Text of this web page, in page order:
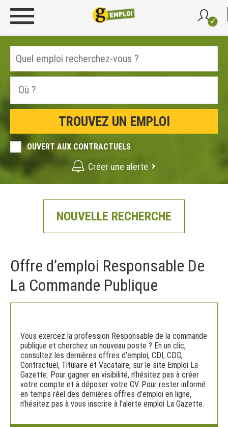
OUVERT AUX CONTRACTUELS
Créer une alerte
NOUVELLE RECHERCHE
Offre d’emploi Responsable De
La Commande Publique
Vous exercez la profession Responsable de la commande
publique et cherchez un nouveau poste ? En un clic,
consultez les dernières offres d’emploi, CDI, CDD,
Contractuel, Titulaire et Vacataire, sur le site Emploi La
Gazette. Pour gagner en visibilité, n’hésitez pas à créer
votre compte et à déposer votre CV. Pour rester informé
en temps réel des dernières offres d'emploi en ligne,
n’hésitez pas à vous inscrire à l’alerte emploi La Gazette.